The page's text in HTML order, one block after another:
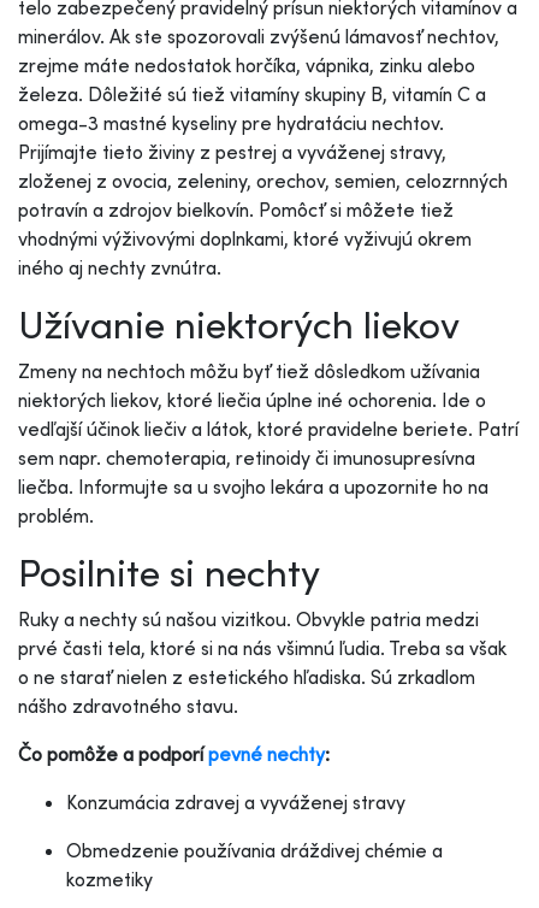
telo zabezpečený pravidelný prísun niektorých vitamínov a
minerálov. Ak ste spozorovali zvýšenú lámavosť nechtov,
zrejme máte nedostatok horčíka, vápnika, zinku alebo
železa. Dôležité sú tiež vitamíny skupiny B, vitamín C a
omega-3 mastné kyseliny pre hydratáciu nechtov.
Prijímajte tieto živiny z pestrej a vyváženej stravy,
zloženej z ovocia, zeleniny, orechov, semien, celozrnných
potravín a zdrojov bielkovín. Pomôcť si môžete tiež
vhodnými výživovými doplnkami, ktoré vyživujú okrem
iného aj nechty zvnútra.
Užívanie niektorých liekov
Zmeny na nechtoch môžu byť tiež dôsledkom užívania
niektorých liekov, ktoré liečia úplne iné ochorenia. Ide o
vedľajší účinok liečiv a látok, ktoré pravidelne beriete. Patrí
sem napr. chemoterapia, retinoidy či imunosupresívna
liečba. Informujte sa u svojho lekára a upozornite ho na
problém.
Posilnite si nechty
Ruky a nechty sú našou vizitkou. Obvykle patria medzi
prvé časti tela, ktoré si na nás všimnú ľudia. Treba sa však
o ne starať nielen z estetického hľadiska. Sú zrkadlom
nášho zdravotného stavu.
Čo pomôže a podporípevné nechty:
Konzumácia zdravej a vyváženej stravy
Obmedzenie používania dráždivej chémie a
kozmetiky